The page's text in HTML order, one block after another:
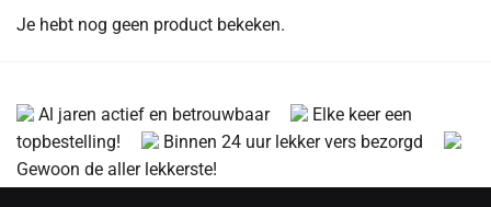
Je hebt nog geen product bekeken.
Al jaren actief en betrouwbaar
Elke keer een
topbestelling!
Binnen 24 uur lekker vers bezorgd
Gewoon de aller lekkerste!